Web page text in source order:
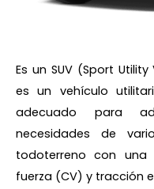
Es un SUV (Sport
es un vehículo
adecuado para
necesidades de
todoterreno con
fuerza (CV) y ​​tracción